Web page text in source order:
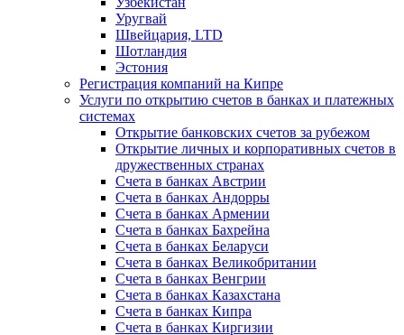
Уругвай
Швейцария, LTD
Шотландия
Эстония
Регистрация компаний на Кипре
Услуги по открытию счетов в банках и платежных
системах
Открытие банковских счетов за рубежом
Открытие личных и корпоративных счетов в
дружественных странах
Счета в банках Австрии
Счета в банках Андорры
Счета в банках Армении
Счета в банках Бахрейна
Счета в банках Беларуси
Счета в банках Великобритании
Счета в банках Венгрии
Счета в банках Казахстана
Счета в банках Кипра
Счета в банках Киргизии